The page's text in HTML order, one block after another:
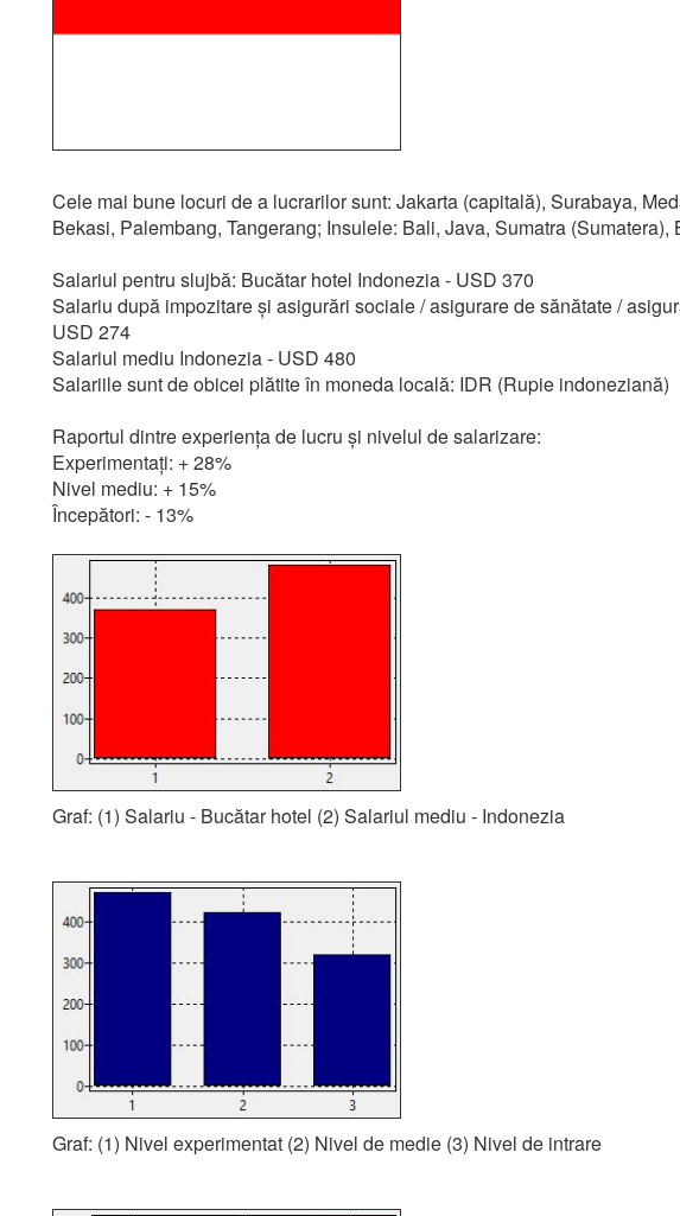
Cele mai bune locuri de a lucrarilor sunt: Jakarta (capitală), Surabaya,
Bekasi, Palembang, Tangerang; Insulele: Bali, Java, Sumatra (Sumatera),
Salariul pentru slujbă: Bucătar hotel Indonezia - USD 370
Salariu după impozitare și asigurări sociale / asigurare de sănătate /
USD 274
Salariul mediu Indonezia - USD 480
Salariile sunt de obicei plătite în moneda locală: IDR (Rupie indoneziană)
Raportul dintre experiența de lucru și nivelul de salarizare:
Experimentați: + 28%
Nivel mediu: + 15%
Începători: - 13%
Graf: (1) Salariu - Bucătar hotel (2) Salariul mediu - Indonezia
Graf: (1) Nivel experimentat (2) Nivel de medie (3) Nivel de intrare